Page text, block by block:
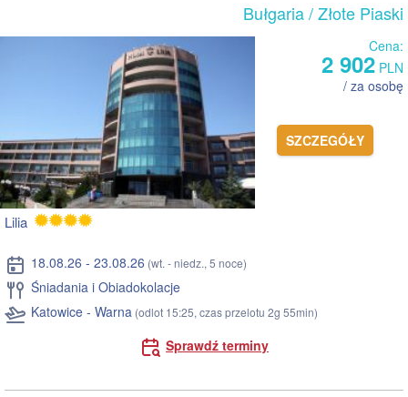
Bułgaria/ Złote Piaski
Cena:
2 902 PLN
/ za osobę
SZCZEGÓŁY
Lilia
18.08.26 - 23.08.26 (wt. - niedz., 5 noce)
Śniadania i Obiadokolacje
Katowice - Warna (odlot 15:25, czas przelotu 2g 55min)
Sprawdź terminy